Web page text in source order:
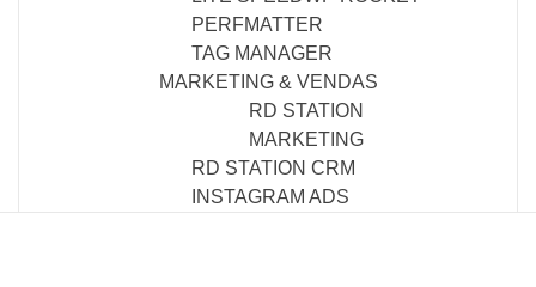
PERFMATTER
TAG MANAGER
MARKETING & VENDAS
RD STATION
MARKETING
RD STATION CRM
INSTAGRAM ADS